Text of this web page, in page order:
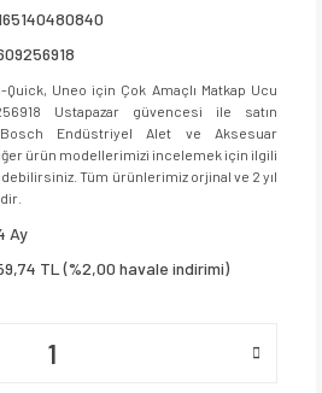
Uneo için Çok Amaçlı Matkap Ucu
Ustapazar güvencesi ile satın
Bosch Endüstriyel Alet ve Aksesuar
ürün modellerimizi incelemek için ilgili
Tüm ürünlerimiz orjinal ve 2 yıl
Ay
TL (%2,00 havale indirimi)